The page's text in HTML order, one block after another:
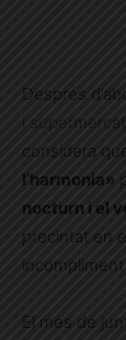
Després
i
considera
l’harmonia»
nocturn i el
precintat en
El mes de